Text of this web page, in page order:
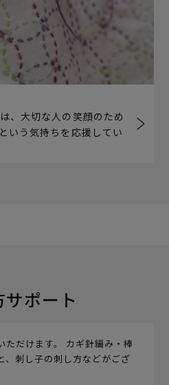
、大切な人の笑顔のため
いう気持ちを応援してい
ポート
ただけます。 カギ針編み・棒
、刺し子の刺し方などがござ